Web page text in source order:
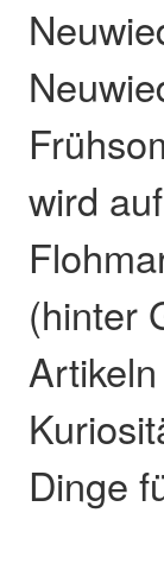
wird
(hinter
Dinge